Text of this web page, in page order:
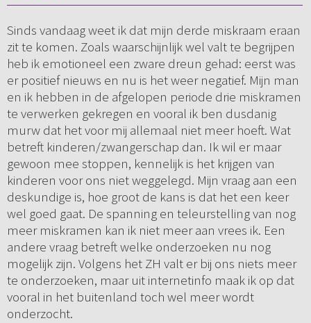
Sinds vandaag weet ik dat mijn derde miskraam eraan
zit te komen. Zoals waarschijnlijk wel valt te begrijpen
heb ik emotioneel een zware dreun gehad: eerst was
er positief nieuws en nu is het weer negatief. Mijn man
en ik hebben in de afgelopen periode drie miskramen
te verwerken gekregen en vooral ik ben dusdanig
murw dat het voor mij allemaal niet meer hoeft. Wat
betreft kinderen/zwangerschap dan. Ik wil er maar
gewoon mee stoppen, kennelijk is het krijgen van
kinderen voor ons niet weggelegd. Mijn vraag aan een
deskundige is, hoe groot de kans is dat het een keer
wel goed gaat. De spanning en teleurstelling van nog
meer miskramen kan ik niet meer aan vrees ik. Een
andere vraag betreft welke onderzoeken nu nog
mogelijk zijn. Volgens het ZH valt er bij ons niets meer
te onderzoeken, maar uit internetinfo maak ik op dat
vooral in het buitenland toch wel meer wordt
onderzocht.